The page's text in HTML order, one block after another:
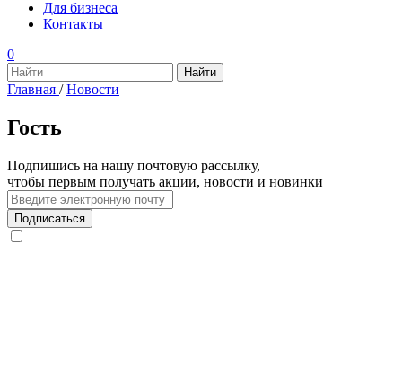
Для бизнеса
Контакты
0
Главная / Новости
Гость
Подпишись на нашу почтовую рассылку,
чтобы первым получать акции, новости и новинки
Подписаться